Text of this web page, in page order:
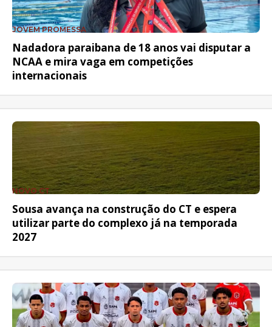
JOVEM PROMESSA
Nadadora paraibana de 18 anos vai disputar a
NCAA e mira vaga em competições
internacionais
NOVO CT
Sousa avança na construção do CT e espera
utilizar parte do complexo já na temporada
2027